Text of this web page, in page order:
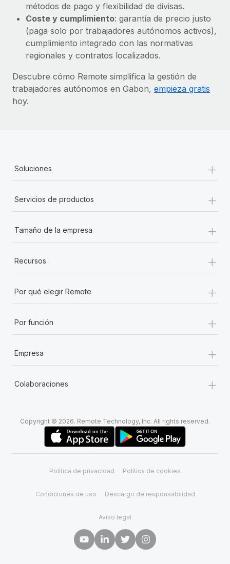
métodos de pago y flexibilidad de divisas.
Coste y cumplimiento: garantía de precio justo
(paga solo por trabajadores autónomos activos),
cumplimiento integrado con las normativas
regionales y contratos localizados.
Descubre cómo Remote simplifica la gestión de
trabajadores autónomos en Gabon, empieza gratis
hoy.
Soluciones +
Servicios de productos +
Tamaño de la empresa +
Recursos +
Por qué elegir Remote +
Por función +
Empresa +
Colaboraciones +
Copyright © 2026. Remote Technology, Inc. All rights reserved.
Política de privacidad Política de cookies
Condiciones de uso Descargo de responsabilidad
Aviso legal